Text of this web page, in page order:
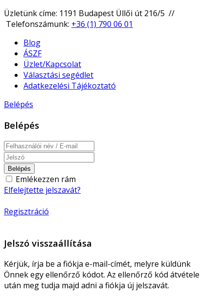
Üzletünk címe: 1191 Budapest Üllői út 216/5 //
Telefonszámunk: +36 (1) 790 06 01
Blog
ÁSZF
Üzlet/Kapcsolat
Választási segédlet
Adatkezelési Tájékoztató
Belépés
Belépés
Belépés
Emlékezzen rám
Elfelejtette jelszavát?
Regisztráció
Jelszó visszaállítása
Kérjük, írja be a fiókja e-mail-címét, melyre küldünk
Önnek egy ellenőrző kódot. Az ellenőrző kód átvétele
után meg tudja majd adni a fiókja új jelszavát.